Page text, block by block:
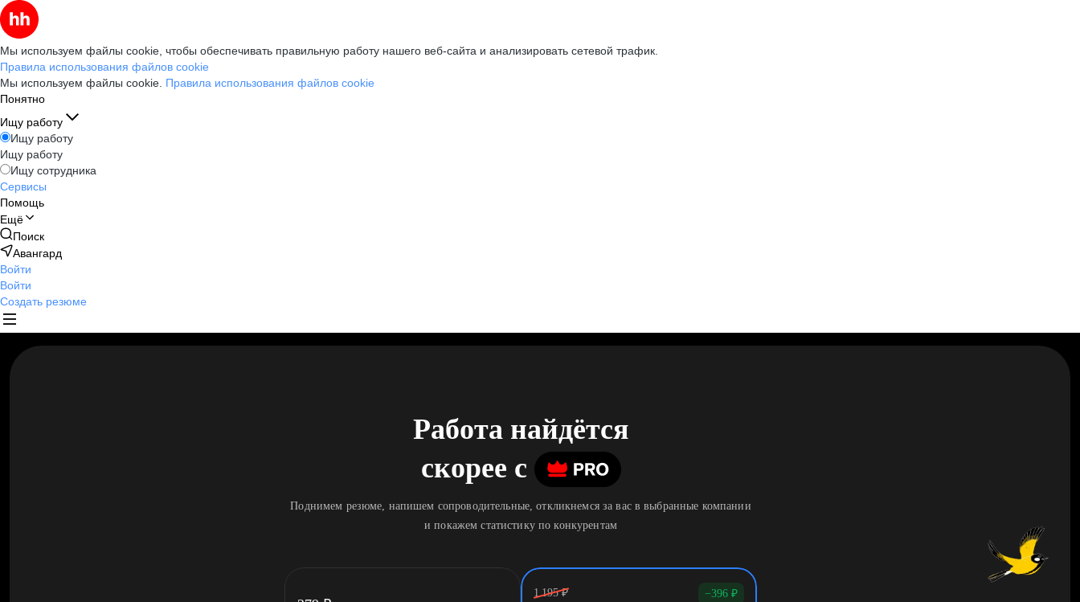
Мы используем файлы cookie, чтобы обеспечивать правильную работу нашего веб-сайта и анализировать сетевой трафик.
Правила использования файлов cookie
Мы используем файлы cookie. Правила использования файлов cookie
Понятно
Ищу работу
Ищу работу
Ищу работу
Ищу сотрудника
Сервисы
Помощь
Ещё
Поиск
Авангард
Войти
Войти
Создать резюме
Работа найдётся
скорее c
Поднимем резюме, напишем сопроводительные, откликнемся за вас в выбранные компании
и покажем статистику по конкурентам
1 195 ₽ −396 ₽